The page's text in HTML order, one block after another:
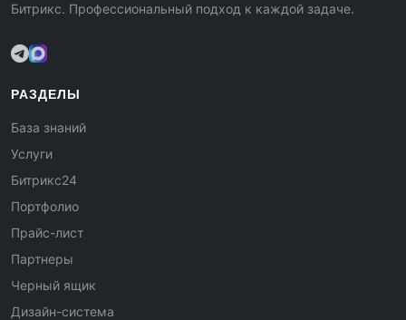
Битрикс. Профессиональный подход к каждой задаче.
РАЗДЕЛЫ
База знаний
Услуги
Битрикс24
Портфолио
Прайс-лист
Партнеры
Черный ящик
Дизайн-система